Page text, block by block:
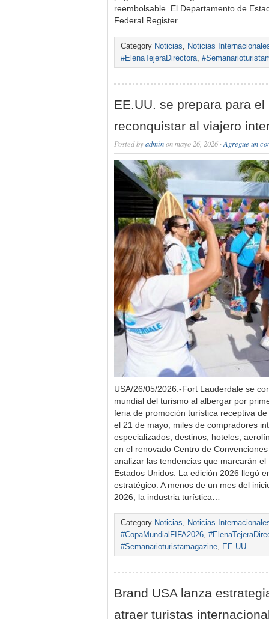
reembolsable. El Departamento de
Federal Register…
Category Noticias, Noticias
#ElenaTejeraDirectora,
EE.UU. se prepara para
reconquistar al viajero
Posted byadminon mayo 26, 2026 · Agregue un
USA/26/05/2026.-Fort Lauderdale se
mundial del turismo al albergar por
feria de promoción turística receptiva
el 21 de mayo, miles de compradores
especializados, destinos, hoteles,
en el renovado Centro de
analizar las tendencias que marcarán
Estados Unidos. La edición 2026 llegó
estratégico. A menos de un mes del
2026, la industria turística…
Category Noticias, Noticias
#CopaMundialFIFA2026,
#Semanarioturistamagazine, EE.UU.
Brand USA lanza
atraer turistas